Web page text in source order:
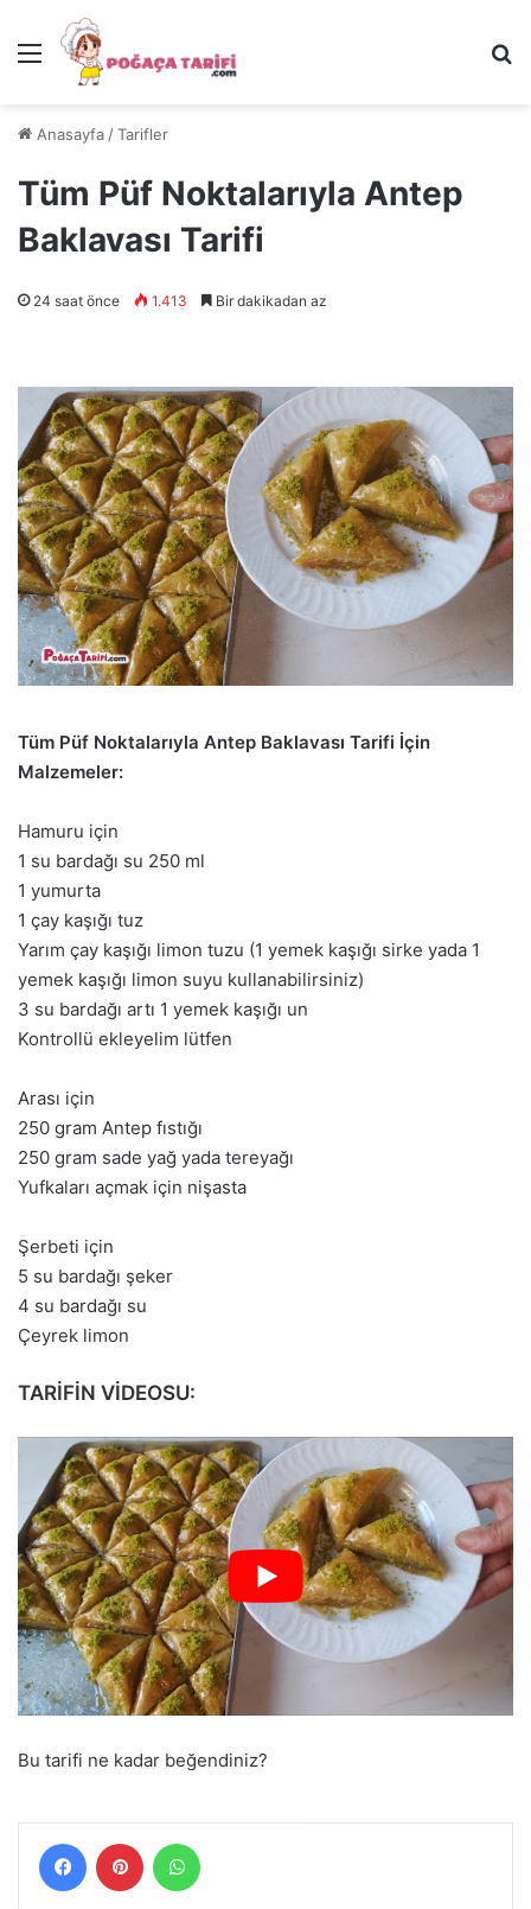
Menü
Anasayfa /Tarifler
Tüm Püf Noktalarıyla Antep
Baklavası Tarifi
24 saat önce 1.413 Bir dakikadan az
Tüm Püf Noktalarıyla Antep Baklavası Tarifi İçin
Malzemeler:
Hamuru için
1 su bardağı su 250 ml
1 yumurta
1 çay kaşığı tuz
Yarım çay kaşığı limon tuzu (1 yemek kaşığı sirke yada 1
yemek kaşığı limon suyu kullanabilirsiniz)
3 su bardağı artı 1 yemek kaşığı un
Kontrollü ekleyelim lütfen
Arası için
250 gram Antep fıstığı
250 gram sade yağ yada tereyağı
Yufkaları açmak için nişasta
Şerbeti için
5 su bardağı şeker
4 su bardağı su
Çeyrek limon
TARİFİN VİDEOSU:
Bu tarifi ne kadar beğendiniz?
FacebookPinterest